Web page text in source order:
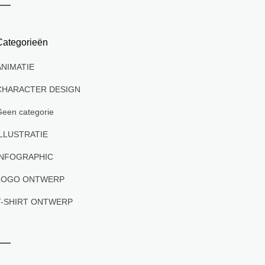
DESIGN
categorie
ONTWERP
SHIRT ONTWERP